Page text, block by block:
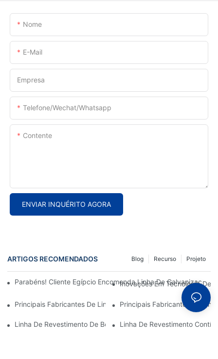
Nome
E-Mail
Empresa
Telefone/Wechat/Whatsapp
Contente
ENVIAR INQUÉRITO AGORA
ARTIGOS RECOMENDADOS Projeto
Recurso
Blog
Parabéns! Cliente Egípcio Encomenda Linha De Galvanização
Inovações Em Tecnologia De
Principais Fabricantes De Linhas De Revestimento De
Principais Fabricantes De
Linha De Revestimento De Bobinas: Essencial Para Soluções
Linha De Revestimento